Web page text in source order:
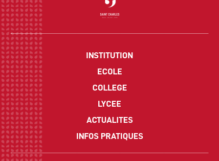
INSTITUTION
ECOLE
COLLEGE
LYCEE
ACTUALITES
INFOS PRATIQUES